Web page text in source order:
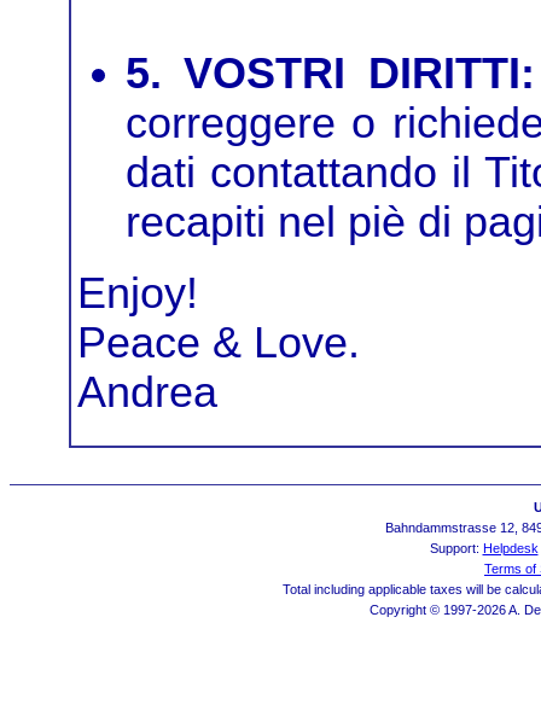
5. VOSTRI DIRITTI:
correggere o
dati contattando il
recapiti nel piè di
Enjoy!
Peace & Love.
Andrea
Bahndammstrasse 12,
Support: Helpdesk
Terms of
Total including applicable taxes will be
Copyright © 1997-2026 A.